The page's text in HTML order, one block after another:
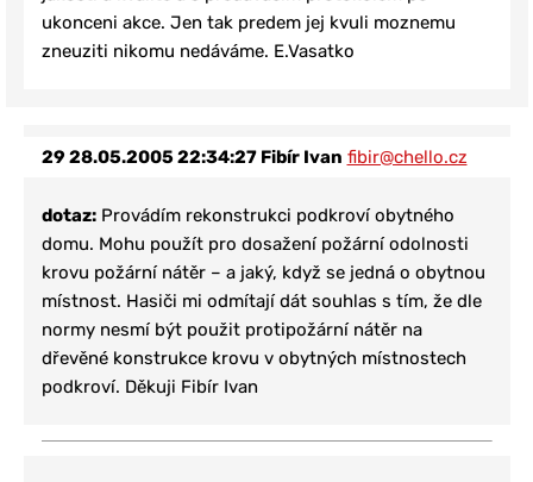
ukonceni akce. Jen tak predem jej kvuli moznemu
zneuziti nikomu nedáváme. E.Vasatko
29 28.05.2005 22:34:27 Fibír Ivan fibir@chello.cz
dotaz:Provádím rekonstrukci podkroví obytného
domu. Mohu použít pro dosažení požární odolnosti
krovu požární nátěr – a jaký, když se jedná o obytnou
místnost. Hasiči mi odmítají dát souhlas s tím, že dle
normy nesmí být použit protipožární nátěr na
dřevěné konstrukce krovu v obytných místnostech
podkroví. Děkuji Fibír Ivan